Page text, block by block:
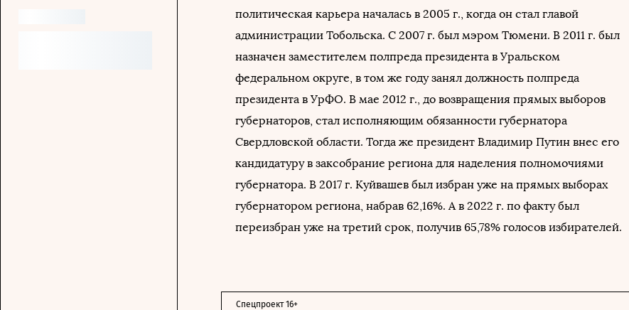
политическая карьера началась в 2005 г., когда он стал главой
администрации Тобольска. С 2007 г. был мэром Тюмени. В 2011 г. был
назначен заместителем полпреда президента в Уральском
федеральном округе, в том же году занял должность полпреда
президента в УрФО. В мае 2012 г., до возвращения прямых выборов
губернаторов, стал исполняющим обязанности губернатора
Свердловской области. Тогда же президент Владимир Путин внес его
кандидатуру в заксобрание региона для наделения полномочиями
губернатора. В 2017 г. Куйвашев был избран уже на прямых выборах
губернатором региона, набрав 62,16%. А в 2022 г. по факту был
переизбран уже на третий срок, получив 65,78% голосов избирателей.
Спецпроект 16+